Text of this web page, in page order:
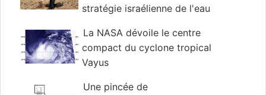
stratégie israélienne de l'eau
La NASA dévoile le centre
compact du cyclone tropical
Vayus
Une pincée de